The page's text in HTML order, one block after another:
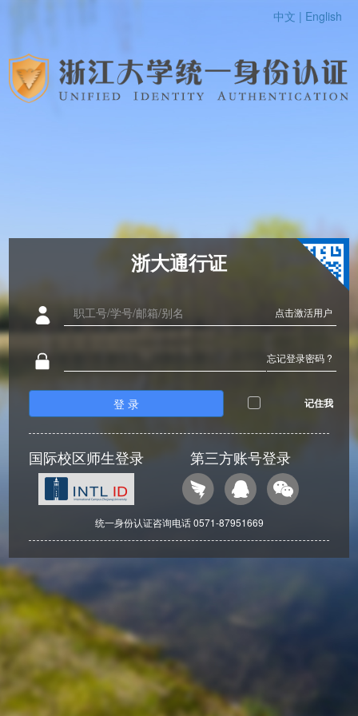
中文 | English
浙大通行证
点击激活用户
忘记登录密码 ?
登 录 记住我
国际校区师生登录 第三方账号登录
统一身份认证咨询电话 0571-87951669